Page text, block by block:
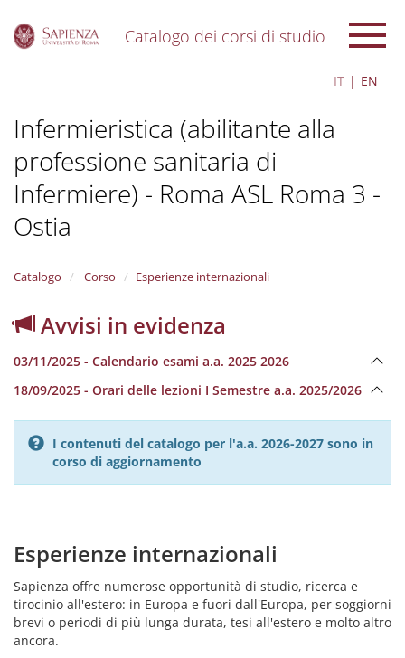
Catalogo dei corsi di studio
IT EN
Infermieristica (abilitante alla
professione sanitaria di
Infermiere) - Roma ASL Roma 3 -
Ostia
Catalogo Corso Esperienze internazionali
Avvisi in evidenza
03/11/2025 - Calendario esami a.a. 2025 2026
18/09/2025 - Orari delle lezioni I Semestre a.a. 2025/2026
I contenuti del catalogo per l'a.a. 2026-2027 sono in
corso di aggiornamento
Esperienze internazionali
Sapienza offre numerose opportunità di studio, ricerca e
tirocinio all'estero: in Europa e fuori dall'Europa, per soggiorni
brevi o periodi di più lunga durata, tesi all'estero e molto altro
ancora.